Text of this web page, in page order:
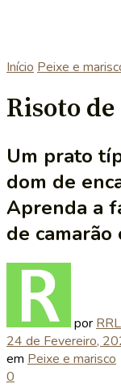
Início Peixe e
Risoto
Um prato
dom de
Aprenda a
de camarão
por RRL
24 de Fevereiro,
em Peixe e marisco
0